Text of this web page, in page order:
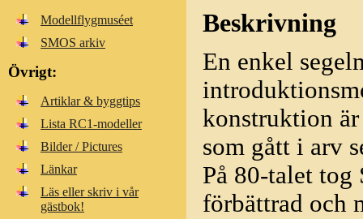
Beskrivning
En enkel
konstruktion är
som gått i arv
På 80-talet tog
förbättrad och
Modellflygmuséet
SMOS arkiv
Övrigt:
Artiklar & byggtips
Lista RC1-modeller
Bilder / Pictures
Länkar
Läs eller skriv i vår
gästbok!